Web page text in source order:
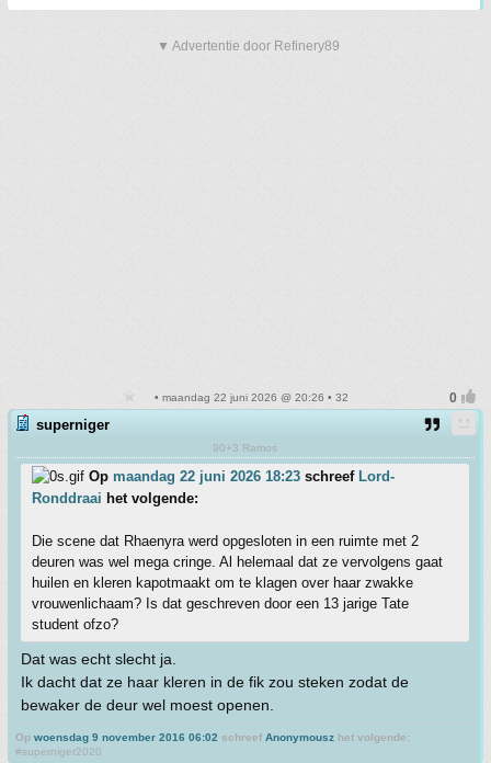
▼ Advertentie door Refinery89
• maandag 22 juni 2026 @ 20:26 • 32
superniger
90+3 Ramos
Op maandag 22 juni 2026 18:23 schreef Lord-
Ronddraai het volgende:
Die scene dat Rhaenyra werd opgesloten in een ruimte met 2
deuren was wel mega cringe. Al helemaal dat ze vervolgens gaat
huilen en kleren kapotmaakt om te klagen over haar zwakke
vrouwenlichaam? Is dat geschreven door een 13 jarige Tate
student ofzo?
Dat was echt slecht ja.
Ik dacht dat ze haar kleren in de fik zou steken zodat de
bewaker de deur wel moest openen.
Op woensdag 9 november 2016 06:02 schreef Anonymousz het volgende:
#superniger2020